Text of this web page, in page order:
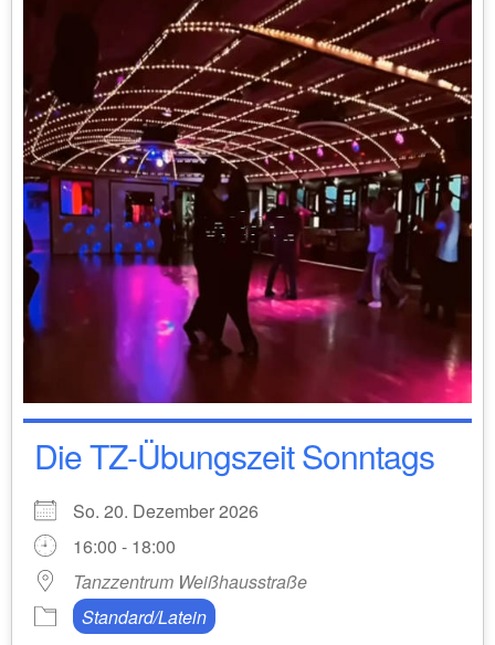
Die TZ-Übungszeit Sonntags
So. 20. Dezember 2026
16:00 - 18:00
Tanzzentrum Weißhausstraße
Standard/Latein